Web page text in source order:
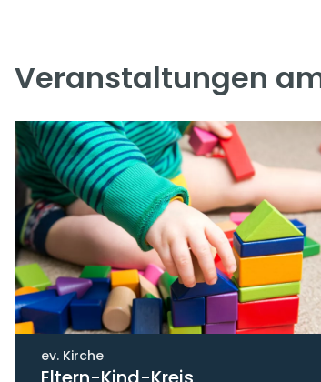
Veranstaltungen am
ev. Kirche